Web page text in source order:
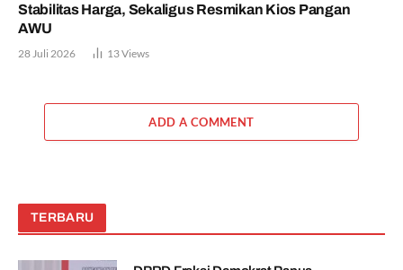
Stabilitas Harga, Sekaligus Resmikan Kios Pangan
AWU
28 Juli 2026 13Views
ADD A COMMENT
TERBARU